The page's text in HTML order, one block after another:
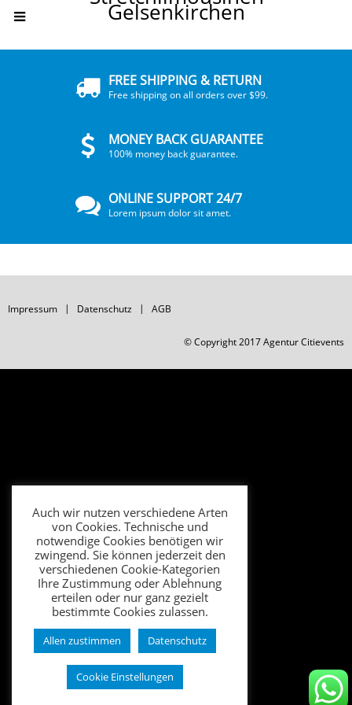
Gelsenkirchen
FREE SHIPPING & RETURN
Free shipping on all orders over $99.
MONEY BACK GUARANTEE
100% money back guarantee.
ONLINE SUPPORT 24/7
Lorem ipsum dolor sit amet.
Impressum Datenschutz AGB
© Copyright 2017 Agentur Citievents
Auch wir nutzen verschiedene Arten
von Cookies. Technische und
notwendige Cookies benötigen wir
zwingend. Sie können jederzeit den
verschiedenen Cookie-Kategorien
Ihre Zustimmung oder Ablehnung
erteilen oder nur ganz gezielt
bestimmte Cookies zulassen.
Allen zustimmen Datenschutz
Cookie Einstellungen